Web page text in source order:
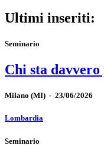
Ultimi inseriti:
Seminario
Chi sta
Milano (MI) - 23/06/2026
Lombardia
Seminario